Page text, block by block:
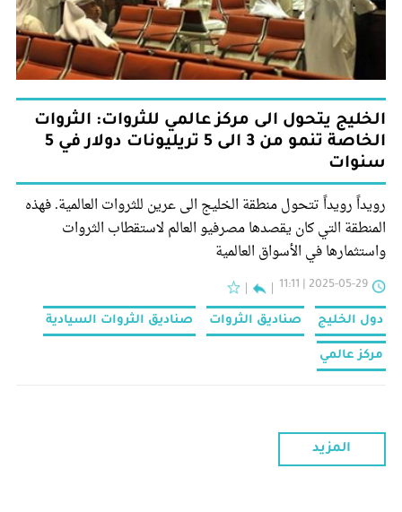
الخليج يتحول الى مركز عالمي للثروات: الثروات
الخاصة تنمو من 3 الى 5 تريليونات دولار في 5
سنوات
رويداً رويداً تتحول منطقة الخليج الى عرين للثروات العالمية. فهذه
المنطقة التي كان يقصدها مصرفيو العالم لاستقطاب الثروات
واستثمارها في الأسواق العالمية
2025-05-29 | 11:11
دول الخليج صناديق الثروات صناديق الثروات السيادية
مركز عالمي
المزيد